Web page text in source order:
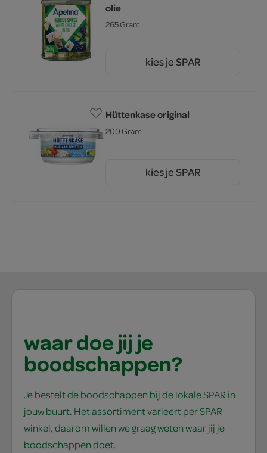
olie
265 Gram
kies je SPAR
Hüttenkase original
200 Gram
kies je SPAR
waar doe jij je
boodschappen?
Je bestelt de boodschappen bij de lokale SPAR in
jouw buurt. Het assortiment varieert per SPAR
winkel, daarom willen we graag weten waar jij je
boodschappen doet.